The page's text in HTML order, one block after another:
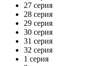
27 серия
28 серия
29 серия
30 серия
31 серия
32 серия
1 серия